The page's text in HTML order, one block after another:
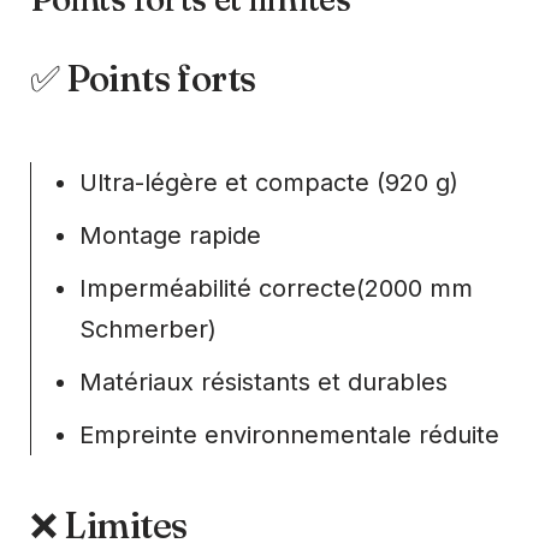
✅ Points forts
Ultra-légère et compacte (920 g)
Montage rapide
Imperméabilité correcte(2000 mm
Schmerber)
Matériaux résistants et durables
Empreinte environnementale réduite
❌ Limites